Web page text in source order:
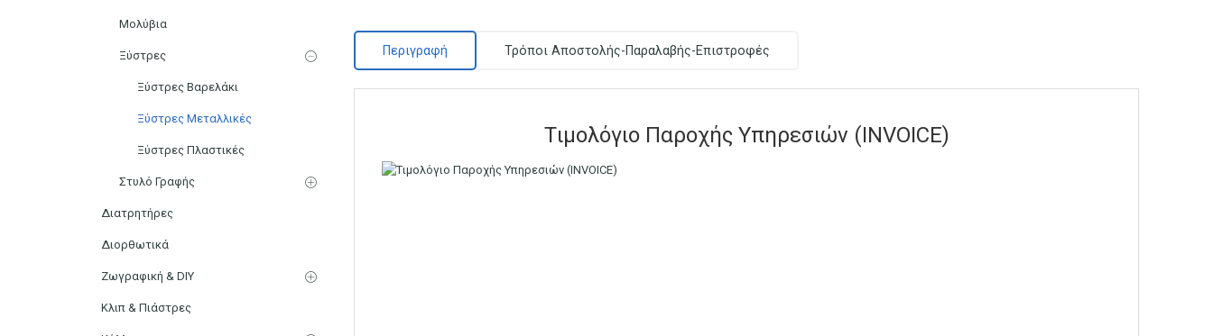
Περιγραφή Τρόποι Αποστολής-Παραλαβής-Επιστροφές
Tιμολόγιο Παροχής Υπηρεσιών (ΙNVΟΙCΕ)
Μολύβια
Ξύστρες
Ξύστρες Βαρελάκι
Ξύστρες Μεταλλικές
Ξύστρες Πλαστικές
Στυλό Γραφής
Διατρητήρες
Διορθωτικά
Ζωγραφική & DIY
Κλιπ & Πιάστρες